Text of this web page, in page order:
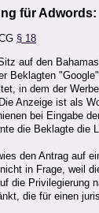
für Adwords:
§ 18
auf den
Beklagten
in dem der
Anzeige ist als
bei Eingabe
die Beklagte die
den Antrag auf
in Frage, weil
die Privilegierung
die für einen